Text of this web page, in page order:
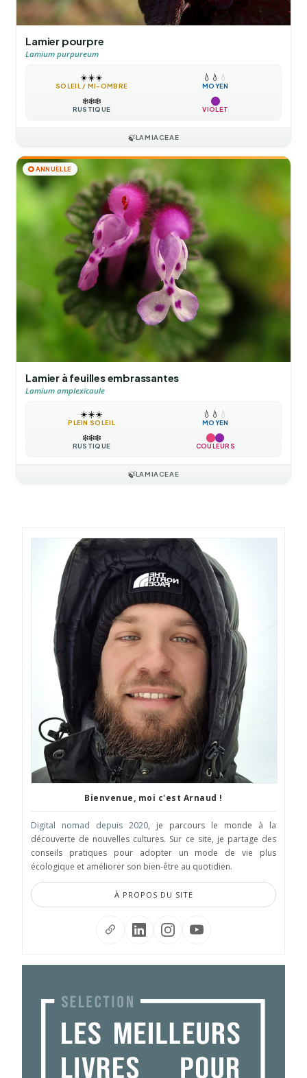
Lamier pourpre
Lamium purpureum
☀️☀️☀️
SOLEIL / MI-OMBRE
💧 💧 💧
MOYEN
❄️❄️❄️
RUSTIQUE VIOLET
🍃LAMIACEAE
🌻ANNUELLE
Lamier à feuilles embrassantes
Lamium amplexicaule
☀️☀️☀️
PLEIN SOLEIL
💧 💧 💧
MOYEN
❄️❄️❄️
RUSTIQUE COULEURS
🍃LAMIACEAE
Bienvenue, moi c'est Arnaud !
Digital nomad depuis 2020, je parcours le monde à la
découverte de nouvelles cultures. Sur ce site, je partage des
conseils pratiques pour adopter un mode de vie plus
écologique et améliorer son bien-être au quotidien.
À PROPOS DU SITE